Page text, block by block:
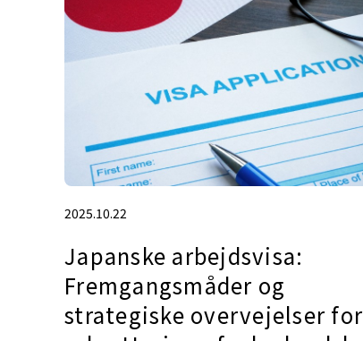
2025.10.22
Japanske arbejdsvisa:
Fremgangsmåder og
strategiske overvejelser for